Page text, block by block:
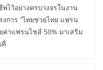
ไว้อย่างครบวงจรในงาน
การ “ไทยช่วยไทย แฟรน
าแฟรนไชส์ 50% มาเสริม
ที่